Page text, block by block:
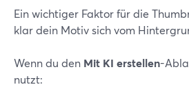
Ein wichtiger Faktor für die
klar dein Motiv sich vom
Wenn du den Mit KI erstellen-
nutzt: